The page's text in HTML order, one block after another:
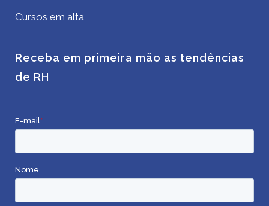
Cursos em alta
Receba em primeira mão as tendências
de RH